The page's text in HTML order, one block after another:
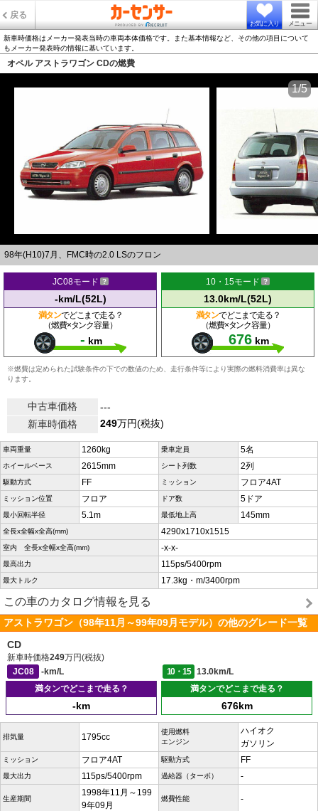
戻る
お気に入り メニュー
新車時価格はメーカー発表当時の車両本体価格です。また基本情報など、その他の項目について
もメーカー発表時の情報に基いています。
オペル アストラワゴン CDの燃費
98年(H10)7月、FMC時の2.0 LSのフロン
1/5
JC08モード
-km/L(52L)
満タンでどこまで走る？
（燃費×タンク容量）
- km
10・15モード
13.0km/L(52L)
満タンでどこまで走る？
（燃費×タンク容量）
676 km
※燃費は定められた試験条件の下での数値のため、走行条件等により実際の燃料消費率は異な
ります。
中古車価格
---
新車時価格
249万円(税抜)
車両重量 1260kg 乗車定員 5名
ホイールベース 2615mm シート列数 2列
駆動方式 FF ミッション フロア4AT
ミッション位置 フロア ドア数 5ドア
最小回転半径 5.1m 最低地上高 145mm
全長x全幅x全高(mm) 4290x1710x1515
室内 全長x全幅x全高(mm) -x-x-
最高出力 115ps/5400rpm
最大トルク 17.3kg・m/3400rpm
この車のカタログ情報を見る
アストラワゴン（98年11月～99年09月モデル）の他のグレード一覧
CD
新車時価格249万円(税抜)
JC08
-km/L 10・15
13.0km/L
満タンでどこまで走る？
-km
満タンでどこまで走る？
676km
排気量 1795cc
使用燃料
エンジン
ハイオク
ガソリン
ミッション フロア4AT 駆動方式 FF
最大出力 115ps/5400rpm 過給器（ターボ） -
生産期間
1998年11月～199
9年09月
燃費性能 -